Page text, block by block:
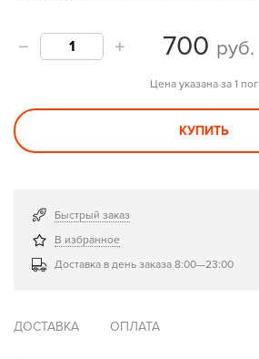
700 руб.
Цена указана за 1 пог
КУПИТЬ
Быстрый заказ
В избранное
Доставка в день заказа 8:00—23:00
ДОСТАВКА ОПЛАТА